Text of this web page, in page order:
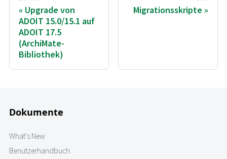
Upgrade von
ADOIT 15.0/15.1 auf
ADOIT 17.5
(ArchiMate-
Bibliothek)
Migrationsskripte
Dokumente
What's New
Benutzerhandbuch